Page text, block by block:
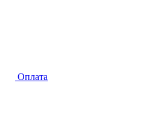
Оплата